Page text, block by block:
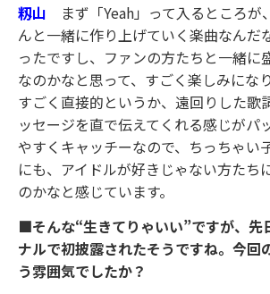
籾山 まず「Yeah」って入るところが
んと一緒に作り上げていく楽曲なんだ
ったですし、ファンの方たちと一緒に
なのかなと思って、すごく楽しみにな
すごく直接的というか、遠回りした歌
ッセージを直で伝えてくれる感じがパ
やすくキャッチーなので、ちっちゃい
にも、アイドルが好きじゃない方たち
のかなと感じています。
■そんな“生きてりゃいい”ですが、先
ナルで初披露されたそうですね。今回
う雰囲気でしたか？